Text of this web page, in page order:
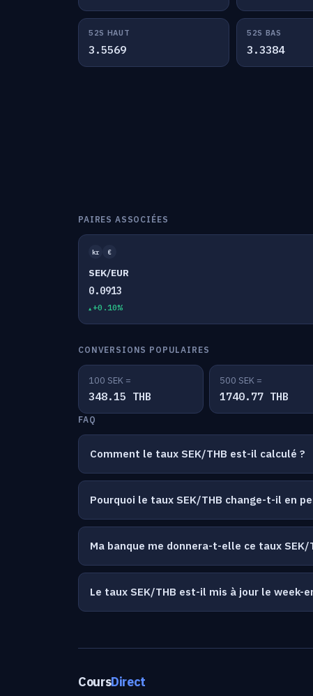
52S HAUT
3.5569
52S BAS
3.3384
PAIRES ASSOCIÉES
kr €
SEK/EUR
0.0913
+0.10%
CONVERSIONS POPULAIRES
100 SEK =
348.15 THB
500 SEK =
1740.77 THB
FAQ
Comment le taux SEK/THB est-il calculé ?
Pourquoi le taux SEK/THB change-t-il en
Ma banque me donnera-t-elle ce taux SEK/
Le taux SEK/THB est-il mis à jour le week-
CoursDirect